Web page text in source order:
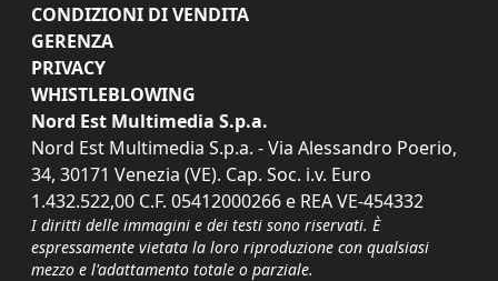
CONDIZIONI DI VENDITA
GERENZA
PRIVACY
WHISTLEBLOWING
Nord Est Multimedia S.p.a.
Nord Est Multimedia S.p.a. - Via Alessandro Poerio,
34, 30171 Venezia (VE). Cap. Soc. i.v. Euro
1.432.522,00 C.F. 05412000266 e REA VE-454332
I diritti delle immagini e dei testi sono riservati. È
espressamente vietata la loro riproduzione con qualsiasi
mezzo e l'adattamento totale o parziale.